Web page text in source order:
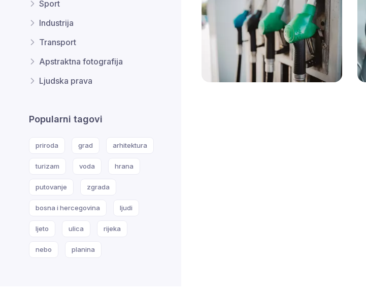
Sport
Industrija
Transport
Apstraktna fotografija
Ljudska prava
Popularni tagovi
priroda grad arhitektura
turizam voda hrana
putovanje zgrada
bosna i hercegovina ljudi
ljeto ulica rijeka
nebo planina